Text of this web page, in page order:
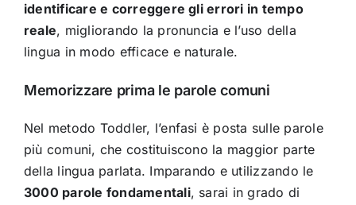
identificare e correggere gli errori in tempo
reale, migliorando la pronuncia e l’uso della
lingua in modo efficace e naturale.
Memorizzare prima le parole comuni
Nel metodo Toddler, l’enfasi è posta sulle parole
più comuni, che costituiscono la maggior parte
della lingua parlata. Imparando e utilizzando le
3000 parole fondamentali, sarai in grado di